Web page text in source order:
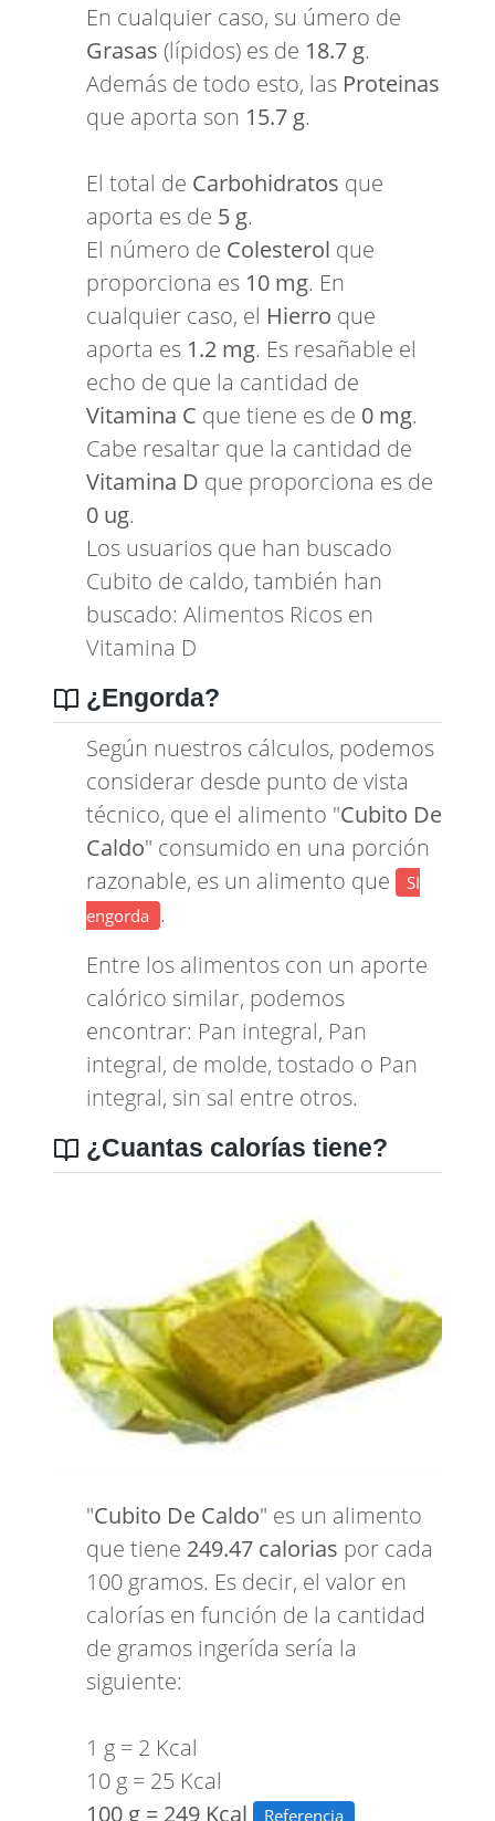
En cualquier caso, su úmero de
Grasas (lípidos) es de 18.7 g.
Además de todo esto, las Proteinas
que aporta son 15.7 g.
El total de Carbohidratos que
aporta es de 5 g.
El número de Colesterol que
proporciona es 10 mg. En
cualquier caso, el Hierro que
aporta es 1.2 mg. Es resañable el
echo de que la cantidad de
Vitamina C que tiene es de 0 mg.
Cabe resaltar que la cantidad de
Vitamina D que proporciona es de
0 ug.
Los usuarios que han buscado
Cubito de caldo, también han
buscado: Alimentos Ricos en
Vitamina D
¿Engorda?
Según nuestros cálculos, podemos
considerar desde punto de vista
técnico, que el alimento "Cubito De
Caldo" consumido en una porción
razonable, es un alimento que
SI
engorda .
Entre los alimentos con un aporte
calórico similar, podemos
encontrar: Pan integral, Pan
integral, de molde, tostado o Pan
integral, sin sal entre otros.
¿Cuantas calorías tiene?
"Cubito De Caldo" es un alimento
que tiene 249.47 calorias por cada
100 gramos. Es decir, el valor en
calorías en función de la cantidad
de gramos ingerída sería la
siguiente:
1 g = 2 Kcal
10 g = 25 Kcal
100 g = 249 Kcal
Referencia